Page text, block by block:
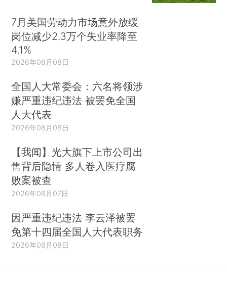
7月美国劳动力市场意外放缓
岗位减少2.3万个失业率降至
4.1%
2026年08月08日
全国人大常委会：六名将领涉
嫌严重违纪违法 被罢免全国
人大代表
2026年08月08日
【我闻】光大旗下上市公司出
售背后隐情 多人卷入医疗腐
败案被查
2026年08月07日
因严重违纪违法 李云泽被罢
免第十四届全国人大代表职务
2026年08月08日